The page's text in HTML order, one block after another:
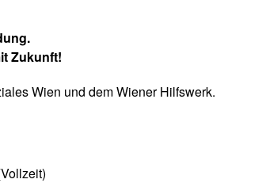
Zukunft!
Wien und dem Wiener Hilfswerk.